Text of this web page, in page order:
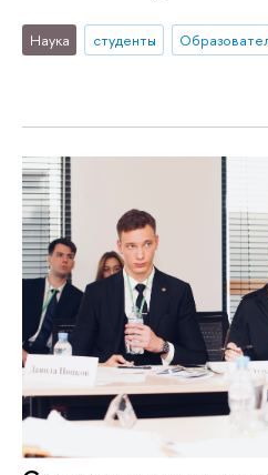
Наука студенты